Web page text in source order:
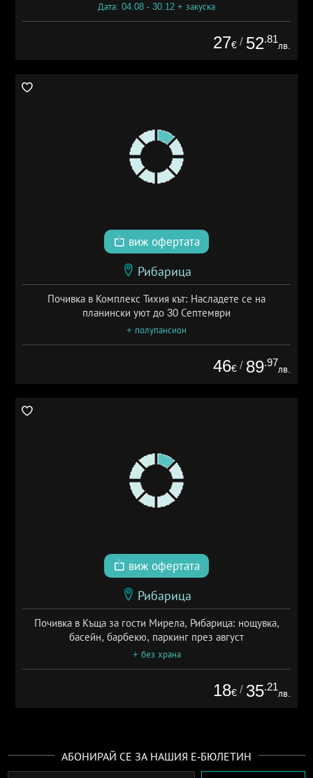
Дата: 04.08 - 30.12 + закуска
27€ / 52.81
лв.
виж офертата
Рибарица
Почивка в Комплекс Тихия кът: Насладете се на
планински уют до 30 Септември
+ полупансион
46€ / 89.97
лв.
виж офертата
Рибарица
Почивка в Къща за гости Мирела, Рибарица: нощувка,
басейн, барбекю, паркинг през август
+ без храна
18€ / 35.21
лв.
АБОНИРАЙ СЕ ЗА НАШИЯ Е-БЮЛЕТИН